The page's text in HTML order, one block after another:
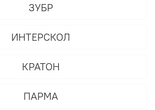
ЗУБР
ИНТЕРСКОЛ
КРАТОН
ПАРМА